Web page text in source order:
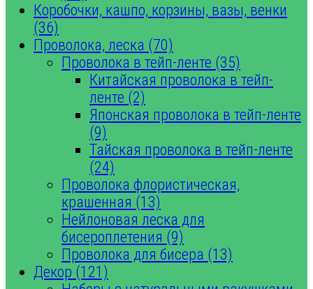
Коробочки, кашпо, корзины, вазы, венки
(36)
Проволока, леска (70)
Проволока в тейп-ленте (35)
Китайская проволока в тейп-
ленте (2)
Японская проволока в тейп-ленте
(9)
Тайская проволока в тейп-ленте
(24)
Проволока флористическая,
крашенная (13)
Нейлоновая леска для
бисероплетения (9)
Проволока для бисера (13)
Декор (121)